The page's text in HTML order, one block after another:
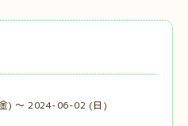
) ～ 2024-06-02 (日)